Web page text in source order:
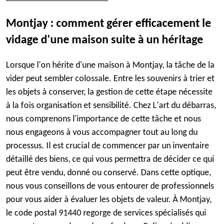
Montjay : comment gérer efficacement le
vidage d'une maison suite à un héritage
Lorsque l'on hérite d'une maison à Montjay, la tâche de la
vider peut sembler colossale. Entre les souvenirs à trier et
les objets à conserver, la gestion de cette étape nécessite
à la fois organisation et sensibilité. Chez L'art du débarras,
nous comprenons l'importance de cette tâche et nous
nous engageons à vous accompagner tout au long du
processus. Il est crucial de commencer par un inventaire
détaillé des biens, ce qui vous permettra de décider ce qui
peut être vendu, donné ou conservé. Dans cette optique,
nous vous conseillons de vous entourer de professionnels
pour vous aider à évaluer les objets de valeur. À Montjay,
le code postal 91440 regorge de services spécialisés qui